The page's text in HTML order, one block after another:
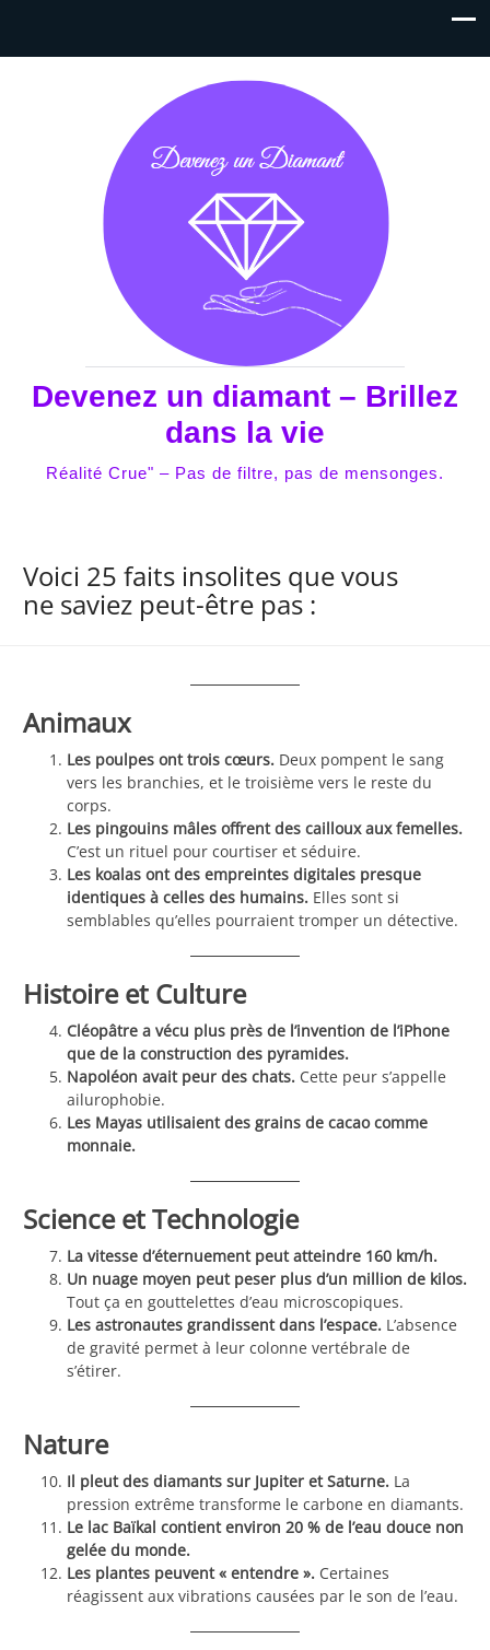
Devenez un diamant – Brillez
dans la vie
Réalité Crue" – Pas de filtre, pas de mensonges.
Voici 25 faits insolites que vous
ne saviez peut-être pas :
Animaux
Les poulpes ont trois cœurs. Deux pompent le sang
vers les branchies, et le troisième vers le reste du
corps.
Les pingouins mâles offrent des cailloux aux femelles.
C’est un rituel pour courtiser et séduire.
Les koalas ont des empreintes digitales presque
identiques à celles des humains. Elles sont si
semblables qu’elles pourraient tromper un détective.
Histoire et Culture
Cléopâtre a vécu plus près de l’invention de l’iPhone
que de la construction des pyramides.
Napoléon avait peur des chats. Cette peur s’appelle
ailurophobie.
Les Mayas utilisaient des grains de cacao comme
monnaie.
Science et Technologie
La vitesse d’éternuement peut atteindre 160 km/h.
Un nuage moyen peut peser plus d’un million de kilos.
Tout ça en gouttelettes d’eau microscopiques.
Les astronautes grandissent dans l’espace. L’absence
de gravité permet à leur colonne vertébrale de
s’étirer.
Nature
Il pleut des diamants sur Jupiter et Saturne. La
pression extrême transforme le carbone en diamants.
Le lac Baïkal contient environ 20 % de l’eau douce non
gelée du monde.
Les plantes peuvent « entendre ». Certaines
réagissent aux vibrations causées par le son de l’eau.